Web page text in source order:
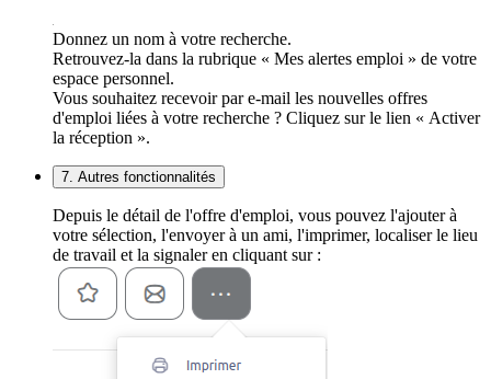
Donnez un nom à votre recherche.
Retrouvez-la dans la rubrique « Mes alertes emploi » de votre
espace personnel.
Vous souhaitez recevoir par e-mail les nouvelles offres
d'emploi liées à votre recherche ? Cliquez sur le lien « Activer
la réception ».
7. Autres fonctionnalités
Depuis le détail de l'offre d'emploi, vous pouvez l'ajouter à
votre sélection, l'envoyer à un ami, l'imprimer, localiser le lieu
de travail et la signaler en cliquant sur :